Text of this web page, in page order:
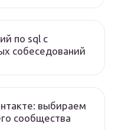
по sql с
собеседований
выбираем
сообщества